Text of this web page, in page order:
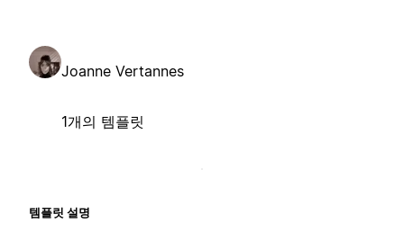
Joanne Vertannes
1개의 템플릿
템플릿 설명